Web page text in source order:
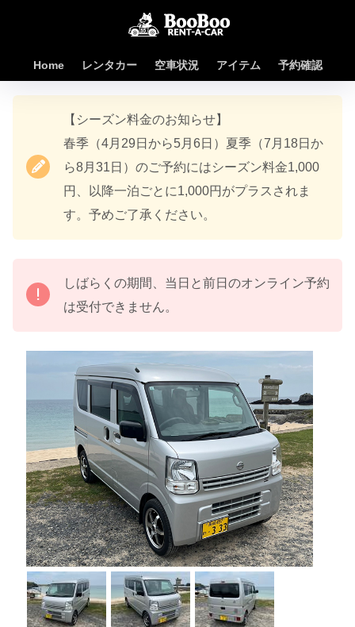
Home レンタカー 空車状況 アイテム 予約確認
【シーズン料金のお知らせ】
春季（4月29日から5月6日）夏季（7月18日か
ら8月31日）のご予約にはシーズン料金1,000
円、以降一泊ごとに1,000円がプラスされま
す。予めご了承ください。
しばらくの期間、当日と前日のオンライン予約
は受付できません。